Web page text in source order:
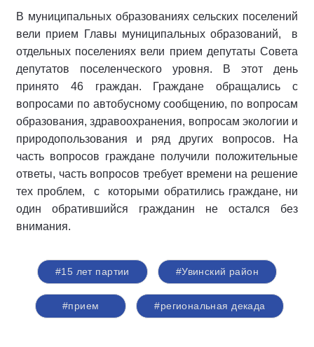
В муниципальных образованиях сельских поселений
вели прием Главы муниципальных образований, в
отдельных поселениях вели прием депутаты Совета
депутатов поселенческого уровня. В этот день
принято 46 граждан. Граждане обращались с
вопросами по автобусному сообщению, по вопросам
образования, здравоохранения, вопросам экологии и
природопользования и ряд других вопросов. На
часть вопросов граждане получили положительные
ответы, часть вопросов требует времени на решение
тех проблем, с которыми обратились граждане, ни
один обратившийся гражданин не остался без
внимания.
#15 лет партии #Увинский район
#прием #региональная декада